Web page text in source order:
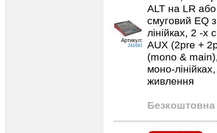
Артикул:
241691
ALT на LR
смуговий EQ
лінійках, 2 -х
AUX (2pre +
(mono &
моно-
живлення
Безкоштовна